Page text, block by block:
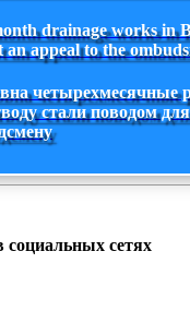
drainage works in
an appeal to the
четырехмесячные
стали поводом
социальных сетях